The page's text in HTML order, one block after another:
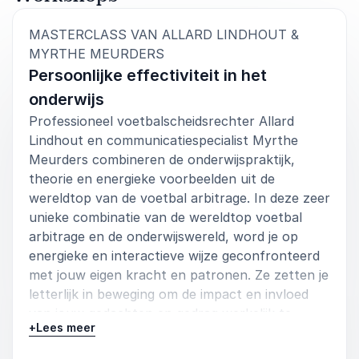
Nederlandse Reassurantie Vereniging
Allard Lindhout
5van5
Allard Lindhout heeft ons meegenomen in de wereld
van de voetbal arbitrage. We zijn onder de indruk van
zijn gedrevenheid om zijn passie over te brengen.
Heel interactief en dicht naar het publiek nam hij ons
mee in de dilemma's waar de scheidsrechters mee
worden geconfronteerd. Maar ook hoe hij zijn
wedstrijden voorbereidt en vooral ook evalueert om
telkens beter te worden. Juist hiermee ook de
verbinding met ons bedrijf. Heel inspirerend om met
Allard een sessie mee te maken.
Tjark de Vries
Allard Lindhout
MASTERCLASS VAN ALLARD LINDHOUT &
MYRTHE MEURDERS
Persoonlijke effectiviteit in het
onderwijs
Professioneel voetbalscheidsrechter Allard
Lindhout en communicatiespecialist Myrthe
Meurders combineren de onderwijspraktijk,
theorie en energieke voorbeelden uit de
wereldtop van de voetbal arbitrage. In deze zeer
unieke combinatie van de wereldtop voetbal
arbitrage en de onderwijswereld, word je op
energieke en interactieve wijze geconfronteerd
met jouw eigen kracht en patronen. Ze zetten je
letterlijk in beweging om de impact en invloed
van jouw gedachten en gedrag werkelijk te
ervaren.
+Lees meer